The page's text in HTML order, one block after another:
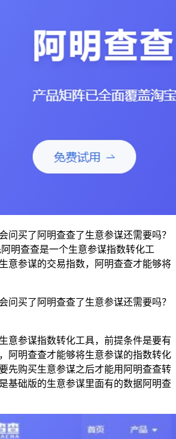
问买了阿明查查了生意参谋还需要吗？
明查查是一个生意参谋指数转化工
意参谋的交易指数，阿明查查才能够将
问买了阿明查查了生意参谋还需要吗？
意参谋指数转化工具，前提条件是要有
阿明查查才能够将生意参谋的指数转化
先购买生意参谋之后才能用阿明查查转
基础版的生意参谋里面有的数据阿明查